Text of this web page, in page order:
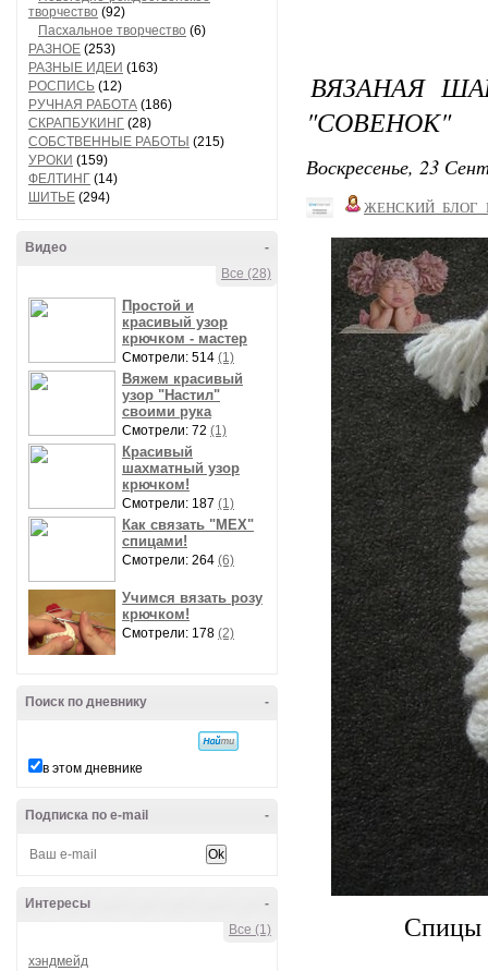
творчество (92)
Пасхальное творчество (6)
РАЗНОЕ (253)
РАЗНЫЕ ИДЕИ (163)
РОСПИСЬ (12)
РУЧНАЯ РАБОТА (186)
СКРАПБУКИНГ (28)
СОБСТВЕННЫЕ РАБОТЫ (215)
УРОКИ (159)
ФЕЛТИНГ (14)
ШИТЬЕ (294)
-
Видео
Все (28)
Простой и
красивый узор
крючком - мастер
Смотрели: 514 (1)
Вяжем красивый
узор "Настил"
своими рука
Смотрели: 72 (1)
Красивый
шахматный узор
крючком!
Смотрели: 187 (1)
Как связать "МЕХ"
спицами!
Смотрели: 264 (6)
Учимся вязать розу
крючком!
Смотрели: 178 (2)
-
Поиск по дневнику
в этом дневнике
-
Подписка по e-mail
-
Интересы
Все (1)
хэндмейд
ВЯЗАНАЯ
"СОВЕНОК"
Воскресенье, 23
Спицы